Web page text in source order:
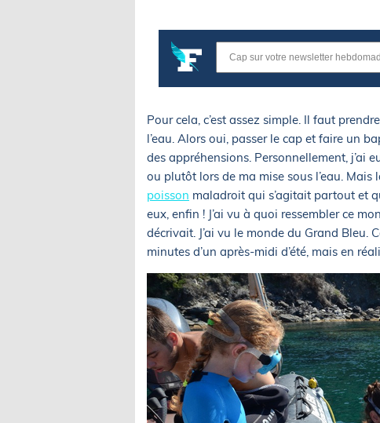
Pour cela, c’est assez simple. Il faut
l’eau. Alors oui, passer le cap et faire un
des appréhensions. Personnellement, j’ai
ou plutôt lors de ma mise sous l’eau. Mais
poisson maladroit qui s’agitait partout et
eux, enfin ! J’ai vu à quoi ressembler ce
décrivait. J’ai vu le monde du Grand Bleu.
minutes d’un après-midi d’été, mais en